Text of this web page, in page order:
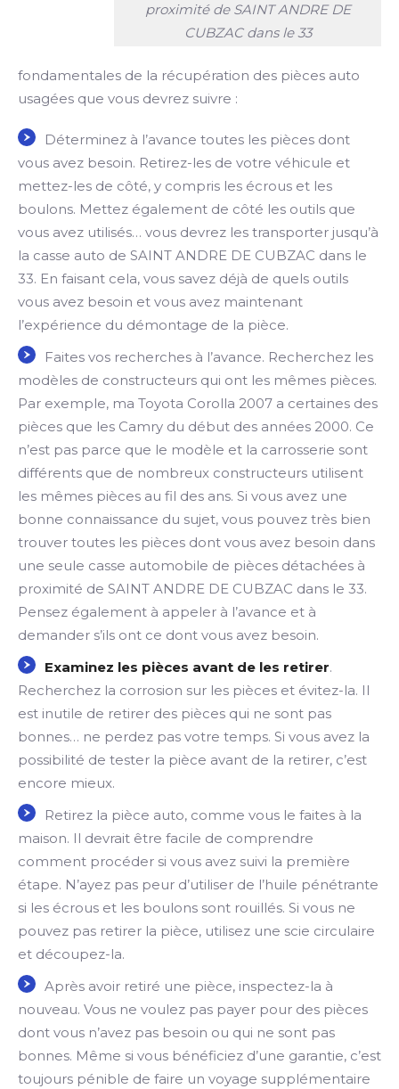
proximité de SAINT ANDRE DE
CUBZAC dans le 33
fondamentales de la récupération des pièces auto
usagées que vous devrez suivre :
Déterminez à l’avance toutes les pièces dont
vous avez besoin. Retirez-les de votre véhicule et
mettez-les de côté, y compris les écrous et les
boulons. Mettez également de côté les outils que
vous avez utilisés… vous devrez les transporter jusqu’à
la casse auto de SAINT ANDRE DE CUBZAC dans le
33. En faisant cela, vous savez déjà de quels outils
vous avez besoin et vous avez maintenant
l’expérience du démontage de la pièce.
Faites vos recherches à l’avance. Recherchez les
modèles de constructeurs qui ont les mêmes pièces.
Par exemple, ma Toyota Corolla 2007 a certaines des
pièces que les Camry du début des années 2000. Ce
n’est pas parce que le modèle et la carrosserie sont
différents que de nombreux constructeurs utilisent
les mêmes pièces au fil des ans. Si vous avez une
bonne connaissance du sujet, vous pouvez très bien
trouver toutes les pièces dont vous avez besoin dans
une seule casse automobile de pièces détachées à
proximité de SAINT ANDRE DE CUBZAC dans le 33.
Pensez également à appeler à l’avance et à
demander s’ils ont ce dont vous avez besoin.
Examinez les pièces avant de les retirer.
Recherchez la corrosion sur les pièces et évitez-la. Il
est inutile de retirer des pièces qui ne sont pas
bonnes… ne perdez pas votre temps. Si vous avez la
possibilité de tester la pièce avant de la retirer, c’est
encore mieux.
Retirez la pièce auto, comme vous le faites à la
maison. Il devrait être facile de comprendre
comment procéder si vous avez suivi la première
étape. N’ayez pas peur d’utiliser de l’huile pénétrante
si les écrous et les boulons sont rouillés. Si vous ne
pouvez pas retirer la pièce, utilisez une scie circulaire
et découpez-la.
Après avoir retiré une pièce, inspectez-la à
nouveau. Vous ne voulez pas payer pour des pièces
dont vous n’avez pas besoin ou qui ne sont pas
bonnes. Même si vous bénéficiez d’une garantie, c’est
toujours pénible de faire un voyage supplémentaire